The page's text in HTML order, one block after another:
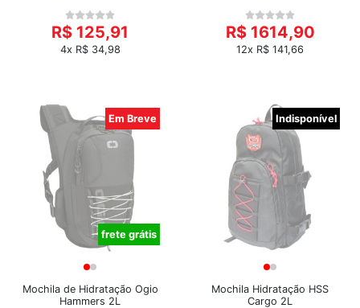
R$ 125,91
4x R$ 34,98
R$ 1614,90
12x R$ 141,66
Em Breve
frete grátis
Mochila de Hidratação Ogio
Hammers 2L
Indisponível
Mochila Hidratação HSS
Cargo 2L